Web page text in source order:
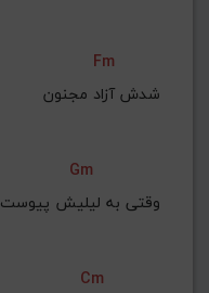
Fm
شدش آزاد مجنون
Gm
وقتی به لیلیش پیوست
Cm